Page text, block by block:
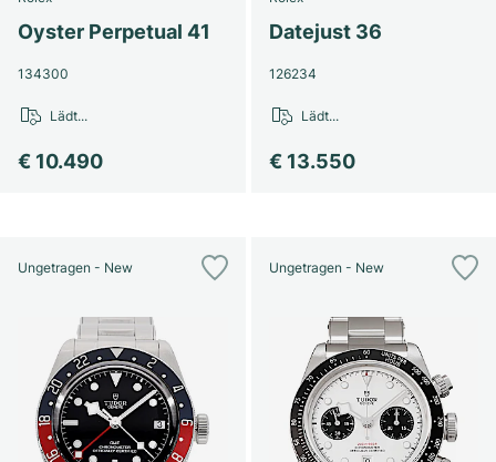
Oyster Perpetual 41
134300
€ 10.490
Lädt...
Datejust 36
126234
€ 13.550
Lädt...
Ungetragen - New Ungetragen - New